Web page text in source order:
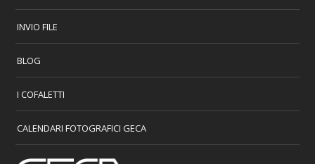
INVIO FILE
BLOG
I COFALETTI
CALENDARI FOTOGRAFICI GECA